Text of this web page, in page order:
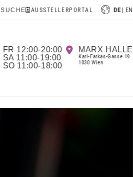
SUCHE AUSSTELLERPORTAL DE EN
FR 12:00-20:00
SA 11:00-19:00
SO 11:00-18:00
MARX HALLE
Karl-Farkas-Gasse 19
1030 Wien